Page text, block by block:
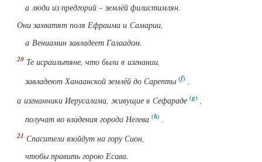
а люди из предгорий – землёй филистимлян.
Они захватят поля Ефраима и Самарии,
а Вениамин завладеет Галаадом.
Те исраильтяне, что были в изгнании,
завладеют Ханаанской землёй до Сарепты
а изгнанники Иерусалима, живущие в Сефараде
получат во владения города Негева
.
Спасители взойдут на гору Сион,
чтобы править горою Есава.